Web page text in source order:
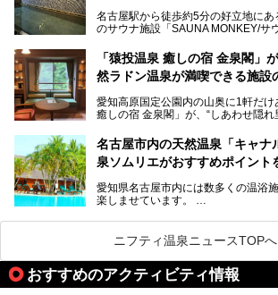
くある点が魅力です！
お好みの温泉施設を見つけて楽しん
名古屋駅から徒歩約5分の好立地に
のサウナ施設「SAUNA MONKEY/サ
「名古屋駅周辺ってサウナが少ない
にするだけあり、アクセスの良さに
今回は普段は男性専用となっている
さっそく取材してきました！
「猿投温泉 癒しの宿 金泉閣」
然ラドン温泉が満喫できる施設
愛知高原国定公園内の山奥に1軒だ
癒しの宿 金泉閣」が、“しあわせ隠れ
天然ラドン温泉が堪能できるお風呂
室、地元の食材と温泉水で作られ
ご紹介します。
名古屋市内の天然温泉「キャ
泉ソムリエがおすすめポイント
愛知県名古屋市内には数多くの温浴
楽しませています。
ムリエの目線で紹介していきます！
名古屋市内にはスーパー銭湯や日帰
行こうかな？」と悩んでしまう方も
ぜひこの記事を参考にして「キャナ
てみるのはいかがでしょうか？
ニフティ温泉ニュースTOPへ
おすすめのアクティビティ情報